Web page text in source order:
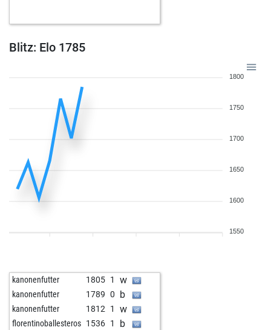
Blitz: Elo 1785
1800
1750
1700
1650
1600
1550
kanonenfutter 1805 1 w
kanonenfutter 1789 0 b
kanonenfutter 1812 1 w
florentinoballesteros 1536 1 b